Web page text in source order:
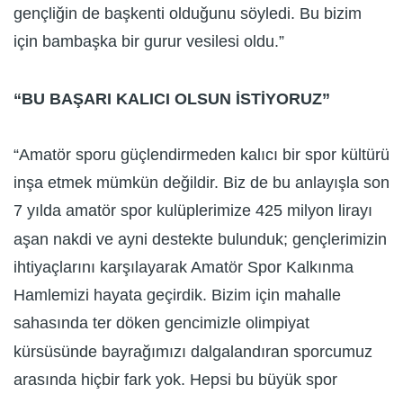
gençliğin de başkenti olduğunu söyledi. Bu bizim
için bambaşka bir gurur vesilesi oldu.”
“BU BAŞARI KALICI OLSUN İSTİYORUZ”
“Amatör sporu güçlendirmeden kalıcı bir spor kültürü
inşa etmek mümkün değildir. Biz de bu anlayışla son
7 yılda amatör spor kulüplerimize 425 milyon lirayı
aşan nakdi ve ayni destekte bulunduk; gençlerimizin
ihtiyaçlarını karşılayarak Amatör Spor Kalkınma
Hamlemizi hayata geçirdik. Bizim için mahalle
sahasında ter döken gencimizle olimpiyat
kürsüsünde bayrağımızı dalgalandıran sporcumuz
arasında hiçbir fark yok. Hepsi bu büyük spor